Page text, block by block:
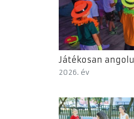
Játékosan angolul
2026. év